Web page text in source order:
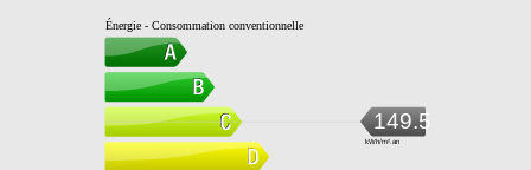
Énergie - Consommation conventionnelle
149.5
kWh/m².an